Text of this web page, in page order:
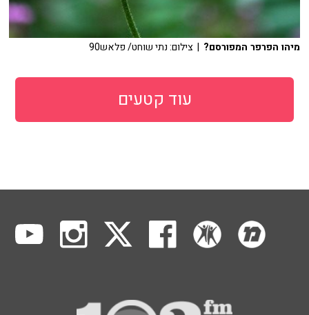
מיהו הפרפר המפורסם? | צילום: נתי שוחט/ פלאש90
עוד קטעים